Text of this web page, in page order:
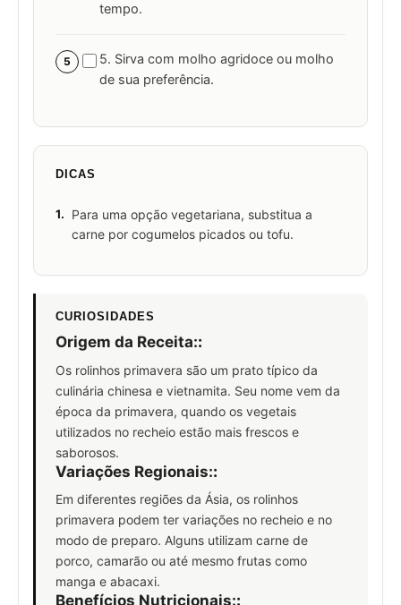
tempo.
5
5. Sirva com molho agridoce ou molho
de sua preferência.
DICAS
1.
Para uma opção vegetariana, substitua a
carne por cogumelos picados ou tofu.
CURIOSIDADES
Origem da Receita::
Os rolinhos primavera são um prato típico da
culinária chinesa e vietnamita. Seu nome vem da
época da primavera, quando os vegetais
utilizados no recheio estão mais frescos e
saborosos.
Variações Regionais::
Em diferentes regiões da Ásia, os rolinhos
primavera podem ter variações no recheio e no
modo de preparo. Alguns utilizam carne de
porco, camarão ou até mesmo frutas como
manga e abacaxi.
Benefícios Nutricionais::